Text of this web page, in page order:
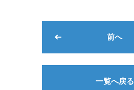
前へ
一覧へ戻る